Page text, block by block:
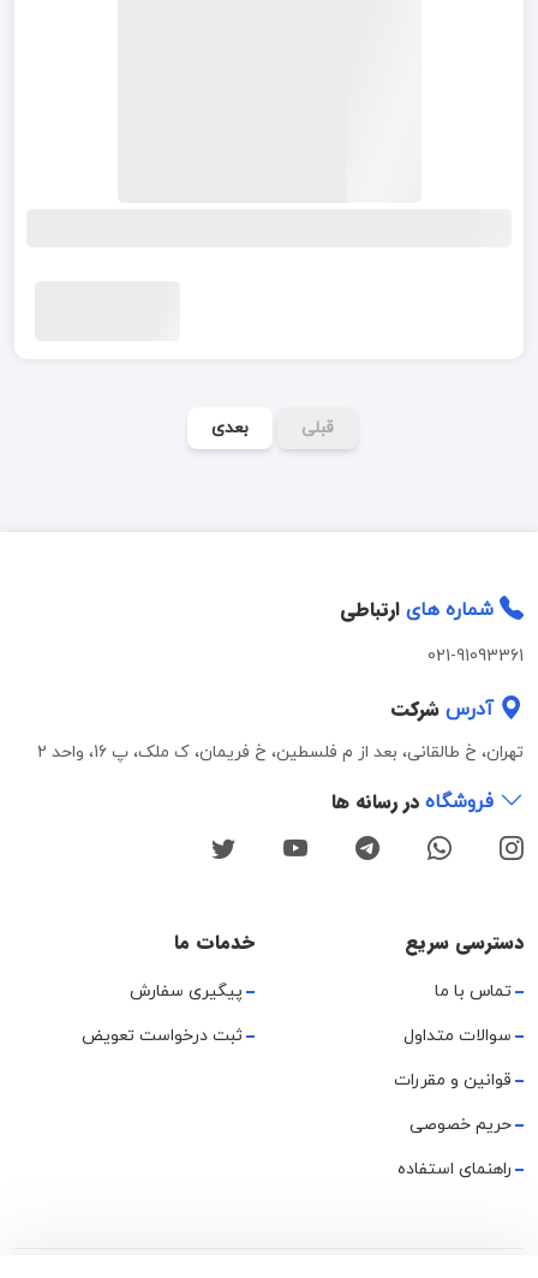
قبلی بعدی
شماره های ارتباطی
021-91093361
آدرس شرکت
تهران، خ طالقانی، بعد از م فلسطین، خ فریمان، ک ملک، پ 16، واحد 2
فروشگاه در رسانه ها
دسترسی سریع
تماس با ما
سوالات متداول
قوانین و مقررات
حریم خصوصی
راهنمای استفاده
خدمات ما
پیگیری سفارش
ثبت درخواست تعویض